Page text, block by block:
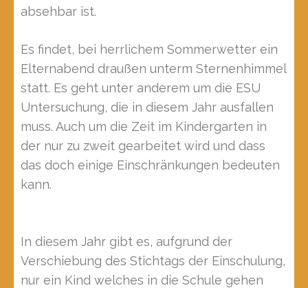
absehbar ist.
Es findet, bei herrlichem Sommerwetter ein
Elternabend draußen unterm Sternenhimmel
statt. Es geht unter anderem um die ESU
Untersuchung, die in diesem Jahr ausfallen
muss. Auch um die Zeit im Kindergarten in
der nur zu zweit gearbeitet wird und dass
das doch einige Einschränkungen bedeuten
kann.
In diesem Jahr gibt es, aufgrund der
Verschiebung des Stichtags der Einschulung,
nur ein Kind welches in die Schule gehen